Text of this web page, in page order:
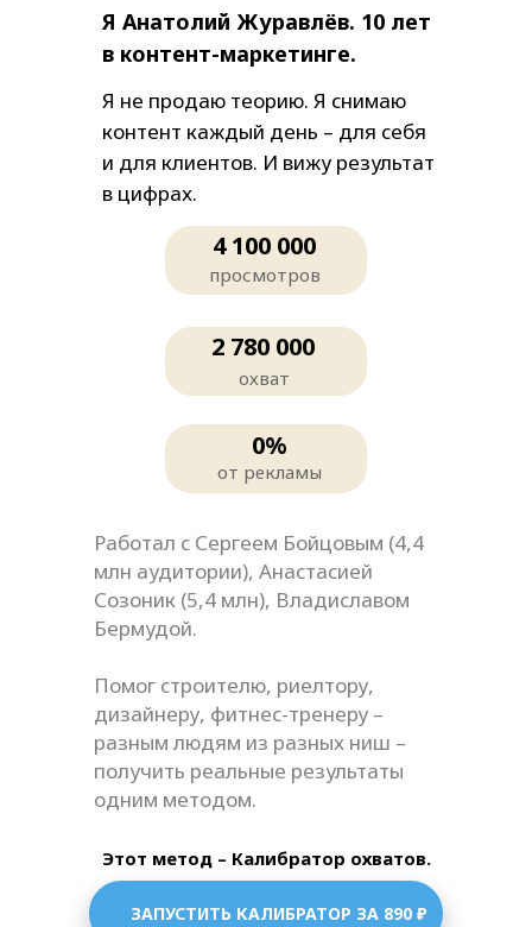
Я Анатолий Журавлёв. 10 лет
в контент-маркетинге.
Я не продаю теорию. Я снимаю
контент каждый день – для себя
и для клиентов. И вижу результат
в цифрах.
4 100 000
2 780 000
0%
просмотров
охват
от рекламы
Работал с Сергеем Бойцовым (4,4
млн аудитории), Анастасией
Созоник (5,4 млн), Владиславом
Бермудой.
Помог строителю, риелтору,
дизайнеру, фитнес-тренеру –
разным людям из разных ниш –
получить реальные результаты
одним методом.
Этот метод – Калибратор охватов.
ЗАПУСТИТЬ КАЛИБРАТОР ЗА 890 ₽